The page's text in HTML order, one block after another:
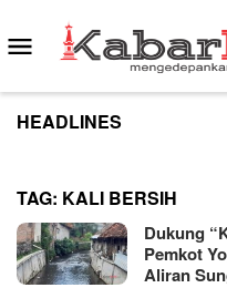
to
content
Mobile
Menu
HEADLINES
TAG: KALI BERSIH
Dukung
Pemkot
Aliran